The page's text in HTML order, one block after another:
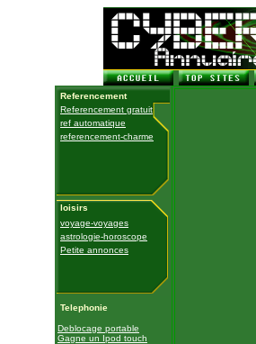
Referencement
Referencement gratuit
ref automatique
referencement-charme
loisirs
voyage-voyages
astrologie-horoscope
Petite annonces
Telephonie
Deblocage portable
Gagne un Ipod touch